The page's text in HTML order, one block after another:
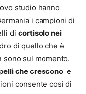
studio hanno
i campioni di
di cortisolo nei
di quello che è
sono sul momento.
che crescono, e
consente così di